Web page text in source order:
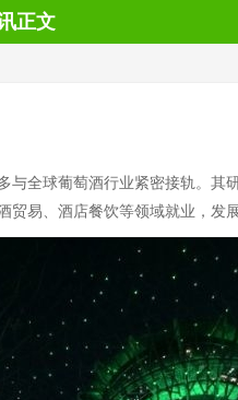
正文
全球葡萄酒行业紧密接轨。
易、酒店餐饮等领域就业，发展